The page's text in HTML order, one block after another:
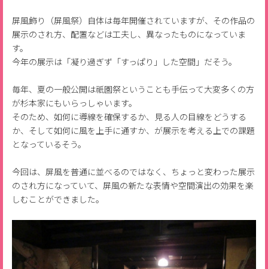
屏風飾り（屏風祭）自体は毎年開催されていますが、その作品の
展示のされ方、配置などは工夫し、異なったものになっていま
す。
今年の展示は「凝り過ぎず「すっぱり」した空間」だそう。
毎年、夏の一般公開は祇園祭ということも手伝って大変多くの方
が杉本家にもいらっしゃいます。
そのため、如何に導線を確保するか、見る人の目線をどうする
か、そして如何に風を上手に通すか、が展示を考える上での課題
となっているそう。
今回は、屏風を普通に並べるのではなく、ちょっと変わった展示
のされ方になっていて、屏風の新たな表情や空間演出の効果を楽
しむことができました。